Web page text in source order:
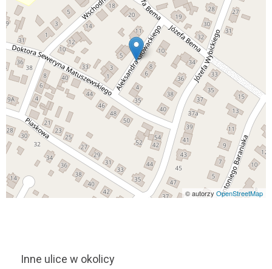
© autorzy OpenStreetMap
Inne ulice w okolicy